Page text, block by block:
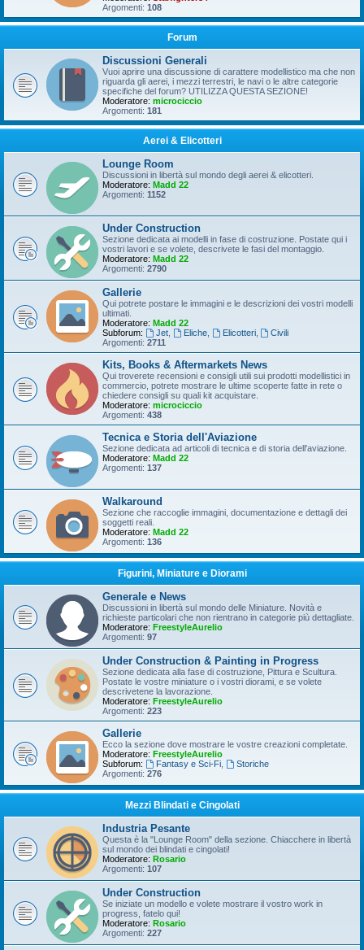
Argomenti: 108
Forum
Discussioni Generali
Vuoi aprire una discussione di carattere modellistico ma che non
riguarda gli aerei, i mezzi terrestri, le navi o le altre categorie
specifiche del forum? UTILIZZA QUESTA SEZIONE!
Moderatore: microciccio
Argomenti: 181
Aerei & Elicotteri
Lounge Room
Discussioni in libertà sul mondo degli aerei & elicotteri.
Moderatore: Madd 22
Argomenti: 1152
Under Construction
Sezione dedicata ai modelli in fase di costruzione. Postate qui i
vostri lavori e se volete, descrivete le fasi del montaggio.
Moderatore: Madd 22
Argomenti: 2790
Gallerie
Qui potrete postare le immagini e le descrizioni dei vostri modelli
ultimati.
Moderatore: Madd 22
Subforum:
Jet, Eliche, Elicotteri,
Civili
Argomenti: 2711
Kits, Books & Aftermarkets News
Qui troverete recensioni e consigli utili sui prodotti modellistici in
commercio, potrete mostrare le ultime scoperte fatte in rete o
chiedere consigli su quali kit acquistare.
Moderatore: microciccio
Argomenti: 438
Tecnica e Storia dell'Aviazione
Sezione dedicata ad articoli di tecnica e di storia dell'aviazione.
Moderatore: Madd 22
Argomenti: 137
Walkaround
Sezione che raccoglie immagini, documentazione e dettagli dei
soggetti reali.
Moderatore: Madd 22
Argomenti: 136
Figurini, Miniature e Diorami
Generale e News
Discussioni in libertà sul mondo delle Miniature. Novità e
richieste particolari che non rientrano in categorie più dettagliate.
Moderatore: FreestyleAurelio
Argomenti: 97
Under Construction & Painting in Progress
Sezione dedicata alla fase di costruzione, Pittura e Scultura.
Postate le vostre miniature o i vostri diorami, e se volete
descrivetene la lavorazione.
Moderatore: FreestyleAurelio
Argomenti: 223
Gallerie
Ecco la sezione dove mostrare le vostre creazioni completate.
Moderatore: FreestyleAurelio
Subforum:
Fantasy e Sci-Fi,
Storiche
Argomenti: 276
Mezzi Blindati e Cingolati
Industria Pesante
Questa è la "Lounge Room" della sezione. Chiacchere in libertà
sul mondo dei blindati e cingolati!
Moderatore: Rosario
Argomenti: 107
Under Construction
Se iniziate un modello e volete mostrare il vostro work in
progress, fatelo qui!
Moderatore: Rosario
Argomenti: 227